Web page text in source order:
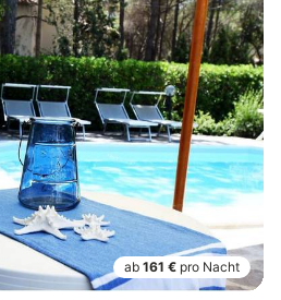
ab 161 € pro Nacht